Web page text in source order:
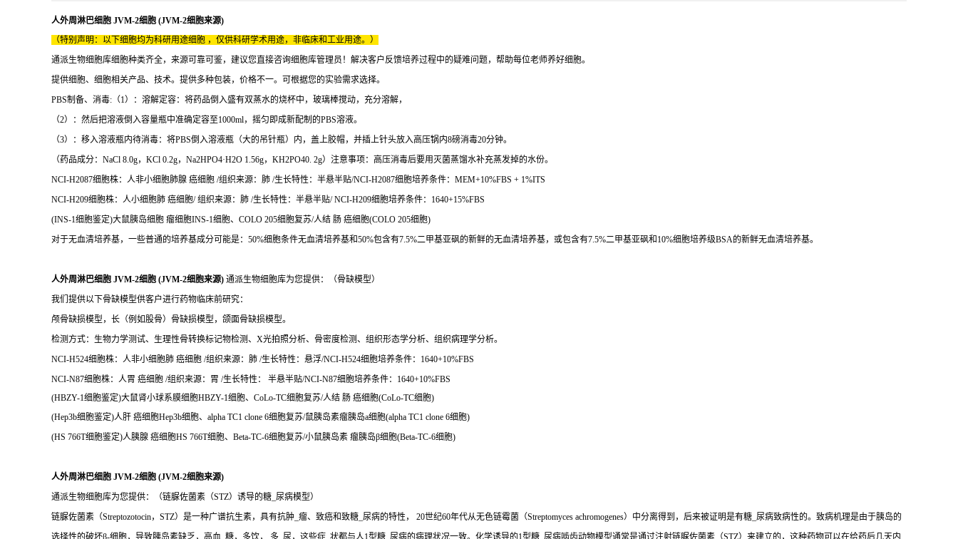
人外周淋巴细胞 JVM-2细胞 (JVM-2细胞来源)
（特别声明：以下细胞均为科研用途细胞 ，仅供科研学术用途，非临床和工业用途。）
通派生物细胞库细胞种类齐全，来源可靠可鉴，建议您直接咨询细胞库管理员！解决客户反馈培养过程中的疑难问题，帮助每位老师养好细胞。
提供细胞、细胞相关产品、技术。提供多种包装，价格不一。可根据您的实验需求选择。
PBS制备、消毒:（1）：溶解定容：将药品倒入盛有双蒸水的烧杯中，玻璃棒搅动，充分溶解，
（2）：然后把溶液倒入容量瓶中准确定容至1000ml，摇匀即成新配制的PBS溶液。
（3）：移入溶液瓶内待消毒：将PBS倒入溶液瓶（大的吊针瓶）内，盖上胶帽，并插上针头放入高压锅内8磅消毒20分钟。
（药品成分：NaCl 8.0g，KCl 0.2g，Na2HPO4·H2O 1.56g，KH2PO40. 2g）注意事项：高压消毒后要用灭菌蒸馏水补充蒸发掉的水份。
NCI-H2087细胞株：人非小细胞肺腺 癌细胞 /组织来源：肺 /生长特性：半悬半贴/NCI-H2087细胞培养条件：MEM+10%FBS + 1%ITS
NCI-H209细胞株：人小细胞肺 癌细胞/ 组织来源：肺 /生长特性：半悬半贴/ NCI-H209细胞培养条件：1640+15%FBS
(INS-1细胞鉴定)大鼠胰岛细胞 瘤细胞INS-1细胞、COLO 205细胞复苏/人结 肠 癌细胞(COLO 205细胞)
对于无血清培养基，一些普通的培养基成分可能是：50%细胞条件无血清培养基和50%包含有7.5%二甲基亚砜的新鲜的无血清培养基，或包含有7.5%二甲基亚砜和10%细胞培养级BSA的新鲜无血清培养基。
人外周淋巴细胞 JVM-2细胞 (JVM-2细胞来源) 通派生物细胞库为您提供：（骨缺模型）
我们提供以下骨缺模型供客户进行药物临床前研究：
颅骨缺损模型，长（例如股骨）骨缺损模型，颌面骨缺损模型。
检测方式：生物力学测试、生理性骨转换标记物检测、X光拍照分析、骨密度检测、组织形态学分析、组织病理学分析。
NCI-H524细胞株：人非小细胞肺 癌细胞 /组织来源：肺 /生长特性：悬浮/NCI-H524细胞培养条件：1640+10%FBS
NCI-N87细胞株：人胃 癌细胞 /组织来源：胃 /生长特性： 半悬半贴/NCI-N87细胞培养条件：1640+10%FBS
(HBZY-1细胞鉴定)大鼠肾小球系膜细胞HBZY-1细胞、CoLo-TC细胞复苏/人结 肠 癌细胞(CoLo-TC细胞)
(Hep3b细胞鉴定)人肝 癌细胞Hep3b细胞、alpha TC1 clone 6细胞复苏/鼠胰岛素瘤胰岛a细胞(alpha TC1 clone 6细胞)
(HS 766T细胞鉴定)人胰腺 癌细胞HS 766T细胞、Beta-TC-6细胞复苏/小鼠胰岛素 瘤胰岛β细胞(Beta-TC-6细胞)
人外周淋巴细胞 JVM-2细胞 (JVM-2细胞来源)
通派生物细胞库为您提供：（链脲佐菌素（STZ）诱导的糖_尿病模型）
链脲佐菌素（Streptozotocin，STZ）是一种广谱抗生素，具有抗肿_瘤、致癌和致糖_尿病的特性， 20世纪60年代从无色链霉菌（Streptomyces achromogenes）中分离得到，后来被证明是有糖_尿病致病性的。致病机理是由于胰岛的
选择性的破坏β-细胞，导致胰岛素缺乏，高血_糖，多饮， 多_尿，这些症_状都与人1型糖_尿病的病理状况一致。化学诱导的1型糖_尿病啮齿动物模型通常是通过注射链脲佐菌素（STZ）来建立的，这种药物可以在给药后几天内